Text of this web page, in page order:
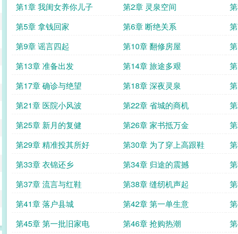
第1章 我闺女养你儿子 第2章 灵泉空间
第5章 拿钱回家
第6章 断绝关系
第9章 谣言四起
第10章 翻修房屋
第13章 准备出发
第14章 旅途多艰
第17章 确诊与绝望
第18章 深夜灵泉
第21章 医院小风波
第22章 省城的商机
第25章 新月的复健
第26章 家书抵万金
第29章 精准投其所好
第30章 为了穿上高跟鞋
第33章 衣锦还乡
第34章 归途的震撼
第37章 流言与红鞋
第38章 缝纫机声起
第41章 落户县城
第42章 第一单生意
第45章 第一批旧家电
第46章 抢购热潮